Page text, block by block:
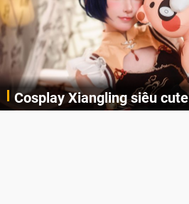
Cosplay Xiangling siêu cute